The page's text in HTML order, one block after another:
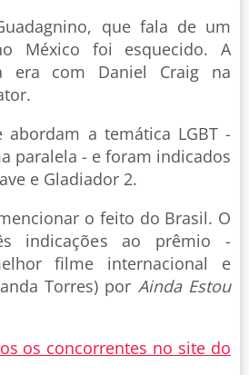
que fala de um
México foi esquecido. A
era com Daniel Craig na
abordam a temática LGBT -
paralela - e foram indicados
e Gladiador 2.
o feito do Brasil. O
indicações ao prêmio -
filme internacional e
Torres) por Ainda Estou
os concorrentes no site do